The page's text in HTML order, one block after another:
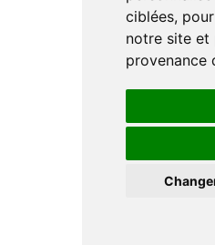
ciblées,
notre site et
provenance